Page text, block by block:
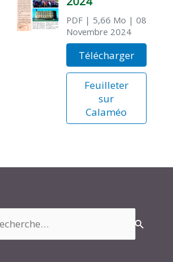
PDF| 5,66 Mo | 08
Novembre 2024
Télécharger
Feuilleter
sur
Calaméo